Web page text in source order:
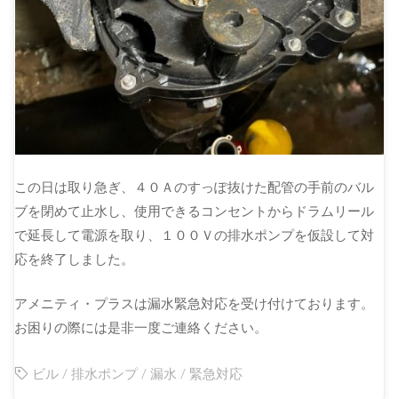
この日は取り急ぎ、４０Ａのすっぽ抜けた配管の手前のバル
ブを閉めて止水し、使用できるコンセントからドラムリール
で延長して電源を取り、１００Ｖの排水ポンプを仮設して対
応を終了しました。
アメニティ・プラスは漏水緊急対応を受け付けております。
お困りの際には是非一度ご連絡ください。
ビル/ 排水ポンプ/ 漏水 / 緊急対応